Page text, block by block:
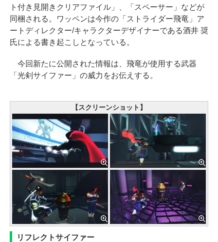
ト付き見開きクリアファイル」、「スペーサー」などが
同梱される。ワッペンは今作の「ストライダー飛竜」ア
ートディレクター/キャラクターデザイナーである酒井 奨
氏による書き起こしとなっている。
今回新たに公開された情報は、飛竜が使用する武器
「光剣サイファー」の威力をお伝えする。
【スクリーンショット】
リフレクトサイファー